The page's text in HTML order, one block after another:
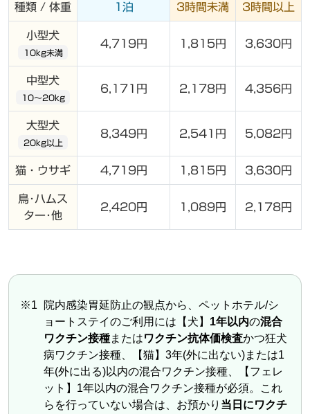
種類 / 体重 1泊 3時間未満 3時間以上
小型犬
10kg未満
4,719円 1,815円 3,630円
中型犬
10～20kg
6,171円 2,178円 4,356円
大型犬
20kg以上
8,349円 2,541円 5,082円
猫・ウサギ 4,719円 1,815円 3,630円
鳥･ハムス
ター･他
2,420円 1,089円 2,178円
※1
院内感染胃延防止の観点から、ペットホテル/シ
ョートステイのご利用には【犬】 1年以内の混合
ワクチン接種またはワクチン抗体価検査かつ狂犬
病ワクチン接種、【猫】3年(外に出ない)または1
年(外に出る)以内の混合ワクチン接種、【フェレ
ット】1年以内の混合ワクチン接種が必須。これ
らを行っていない場合は、お預かり 当日にワクチ